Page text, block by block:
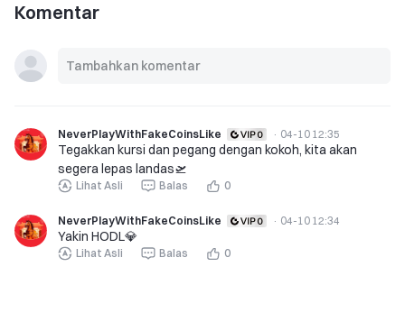
Komentar
NeverPlayWithFakeCoinsLike · 04-10 12:35
Tegakkan kursi dan pegang dengan kokoh, kita akan
segera lepas landas🛫
Lihat Asli Balas 0
NeverPlayWithFakeCoinsLike · 04-10 12:34
Yakin HODL💎
Lihat Asli Balas 0